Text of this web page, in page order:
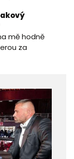
mě hodně
za